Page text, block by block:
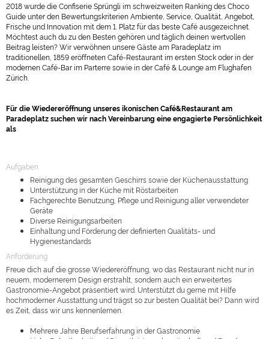
2018 wurde die Confiserie Sprüngli im schweizweiten Ranking des Choco
Guide unter den Bewertungskriterien Ambiente, Service, Qualität, Angebot,
Frische und Innovation mit dem 1. Platz für das beste Café ausgezeichnet.
Möchtest auch du zu den Besten gehören und täglich deinen wertvollen
Beitrag leisten? Wir verwöhnen unsere Gäste am Paradeplatz im
traditionellen, 1859 eröffneten Café-Restaurant im ersten Stock oder in der
modernen Café-Bar im Parterre sowie in der Café & Lounge am Flughafen
Zürich.
Für die Wiedereröffnung unseres ikonischen Café&Restaurant am
Paradeplatz suchen wir nach Vereinbarung eine engagierte Persönlichkeit
als
Aufgaben
Reinigung des gesamten Geschirrs sowie der Küchenausstattung
Unterstützung in der Küche mit Röstarbeiten
Fachgerechte Benutzung, Pflege und Reinigung aller verwendeter
Geräte
Diverse Reinigungsarbeiten
Einhaltung und Förderung der definierten Qualitäts- und
Hygienestandards
Anforderung
Freue dich auf die grosse Wiedereröffnung, wo das Restaurant nicht nur in
neuem, modernerem Design erstrahlt, sondern auch ein erweitertes
Gastronomie-Angebot präsentiert wird. Unterstützt du gerne mit Hilfe
hochmoderner Ausstattung und trägst so zur besten Qualität bei? Dann wird
es Zeit, dass wir uns kennenlernen.
Mehrere Jahre Berufserfahrung in der Gastronomie